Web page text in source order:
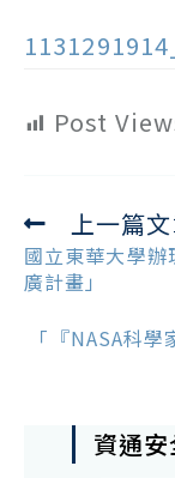
Post
Read
more
articles
上一篇
國立東華大學
廣計畫」
「『NASA科
資通